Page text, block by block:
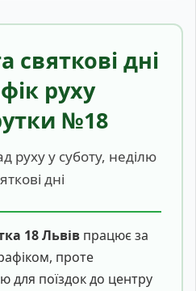
святкові дні
руху
№18
руху у суботу, неділю
дні
18 Львів працює за
проте
для поїздок до центру